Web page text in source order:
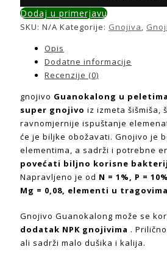
Dodaj u primerjavu
SKU: N/A Kategorije: Gnojiva,
Opis
Dodatne informacije
Recenzije (0)
gnojivo Guanokalong u peletima
super gnojivo iz izmeta šišmiša,
ravnomjernije ispuštanje
će je biljke obožavati. Gnojivo je
elementima, a sadrži i potrebne
povećati biljno korisne
Napravljeno je od N = 1%, P =
Mg = 0,08, elementi u
Gnojivo Guanokalong može se
dodatak NPK gnojivima .
ali sadrži malo dušika i kalija.